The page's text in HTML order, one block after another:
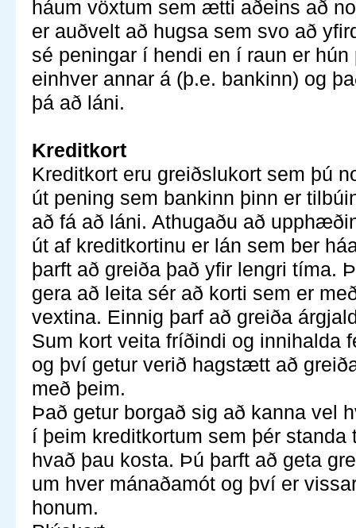
háum vöxtum sem ætti aðeins að
er auðvelt að hugsa sem svo að
sé peningar í hendi en í raun er hún
einhver annar á (þ.e. bankinn) og
þá að láni.
Kreditkort
Kreditkort eru greiðslukort sem þú
út pening sem bankinn þinn er
að fá að láni. Athugaðu að
út af kreditkortinu er lán sem ber
þarft að greiða það yfir lengri tíma.
gera að leita sér að korti sem er
vextina. Einnig þarf að greiða
Sum kort veita fríðindi og innihalda
og því getur verið hagstætt að
með þeim.
Það getur borgað sig að kanna vel
í þeim kreditkortum sem þér standa
hvað þau kosta. Þú þarft að geta
um hver mánaðamót og því er
honum.